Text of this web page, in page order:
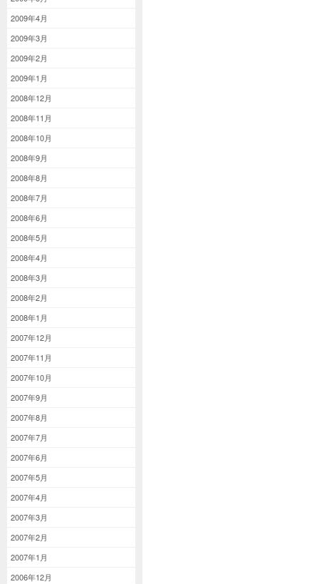
2009年4月
2009年3月
2009年2月
2009年1月
2008年12月
2008年11月
2008年10月
2008年9月
2008年8月
2008年7月
2008年6月
2008年5月
2008年4月
2008年3月
2008年2月
2008年1月
2007年12月
2007年11月
2007年10月
2007年9月
2007年8月
2007年7月
2007年6月
2007年5月
2007年4月
2007年3月
2007年2月
2007年1月
2006年12月